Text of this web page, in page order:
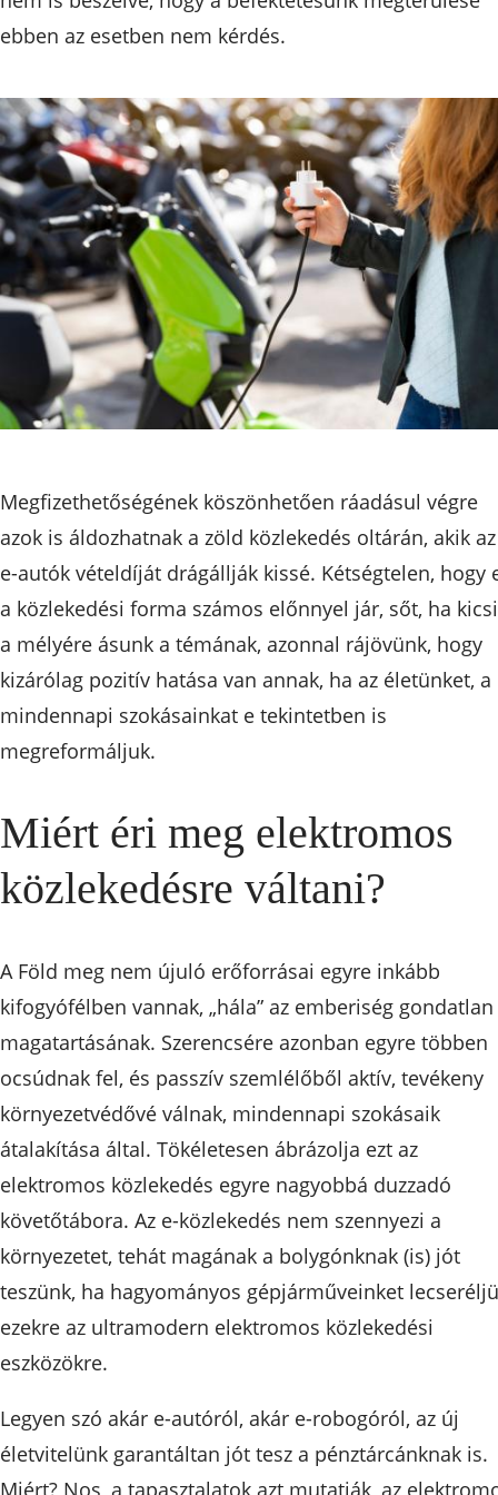
ebben az esetben nem kérdés.
Megfizethetőségének köszönhetően ráadásul végre
azok is áldozhatnak a zöld közlekedés oltárán, akik az
e-autók vételdíját drágállják kissé. Kétségtelen, hogy
a közlekedési forma számos előnnyel jár, sőt, ha
a mélyére ásunk a témának, azonnal rájövünk, hogy
kizárólag pozitív hatása van annak, ha az életünket, a
mindennapi szokásainkat e tekintetben is
megreformáljuk.
Miért éri meg elektromos
közlekedésre váltani?
A Föld meg nem újuló erőforrásai egyre inkább
kifogyófélben vannak, „hála” az emberiség gondatlan
magatartásának. Szerencsére azonban egyre többen
ocsúdnak fel, és passzív szemlélőből aktív, tevékeny
környezetvédővé válnak, mindennapi szokásaik
átalakítása által. Tökéletesen ábrázolja ezt az
elektromos közlekedés egyre nagyobbá duzzadó
követőtábora. Az e-közlekedés nem szennyezi a
környezetet, tehát magának a bolygónknak (is) jót
teszünk, ha hagyományos gépjárműveinket
ezekre az ultramodern elektromos közlekedési
eszközökre.
Legyen szó akár e-autóról, akár e-robogóról, az új
életvitelünk garantáltan jót tesz a pénztárcánknak is.